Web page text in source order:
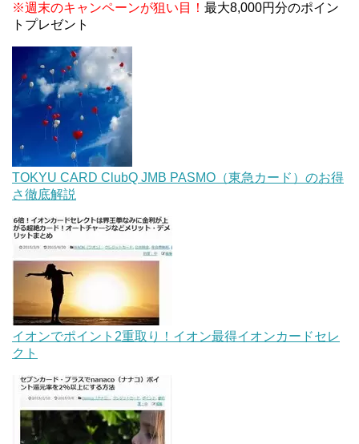
※週末のキャンペーンが狙い目！ 最大8,000円分のポイン
トプレゼント
TOKYU CARD ClubQ JMB PASMO（東急カード）のお得
さ徹底解説
イオンでポイント2重取り！イオン最得イオンカードセレ
クト